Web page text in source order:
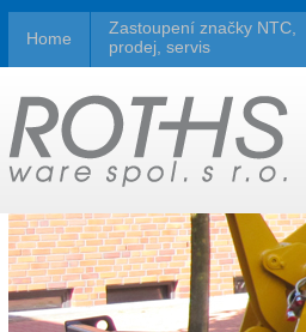
Home
Zastoupení značky NTC,
prodej, servis